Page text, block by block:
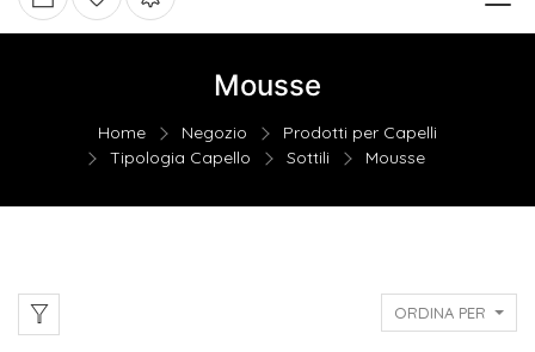
Mousse
Home Negozio
Prodotti per Capelli
Tipologia Capello
Sottili Mousse
ORDINA PER